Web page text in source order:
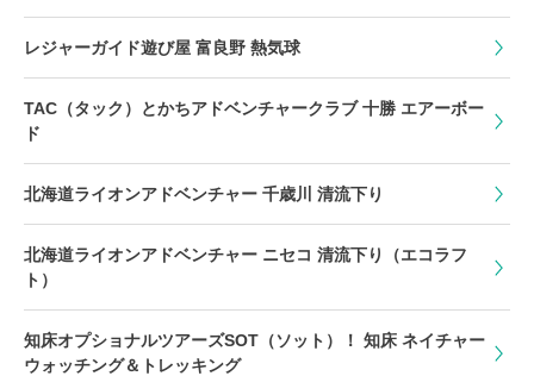
レジャーガイド遊び屋 富良野 熱気球
TAC（タック）とかちアドベンチャークラブ 十勝 エアーボー
ド
北海道ライオンアドベンチャー 千歳川 清流下り
北海道ライオンアドベンチャー ニセコ 清流下り（エコラフ
ト）
知床オプショナルツアーズSOT（ソット）！ 知床 ネイチャー
ウォッチング＆トレッキング